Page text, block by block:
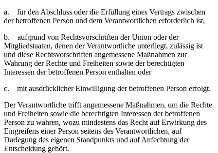
a. für den Abschluss oder die Erfüllung eines Vertrags zwischen
der betroffenen Person und dem Verantwortlichen erforderlich ist,
b. aufgrund von Rechtsvorschriften der Union oder der
Mitgliedstaaten, denen der Verantwortliche unterliegt, zulässig ist
und diese Rechtsvorschriften angemessene Maßnahmen zur
Wahrung der Rechte und Freiheiten sowie der berechtigten
Interessen der betroffenen Person enthalten oder
c. mit ausdrücklicher Einwilligung der betroffenen Person erfolgt.
Der Verantwortliche trifft angemessene Maßnahmen, um die Rechte
und Freiheiten sowie die berechtigten Interessen der betroffenen
Person zu wahren, wozu mindestens das Recht auf Erwirkung des
Eingreifens einer Person seitens des Verantwortlichen, auf
Darlegung des eigenen Standpunkts und auf Anfechtung der
Entscheidung gehört.